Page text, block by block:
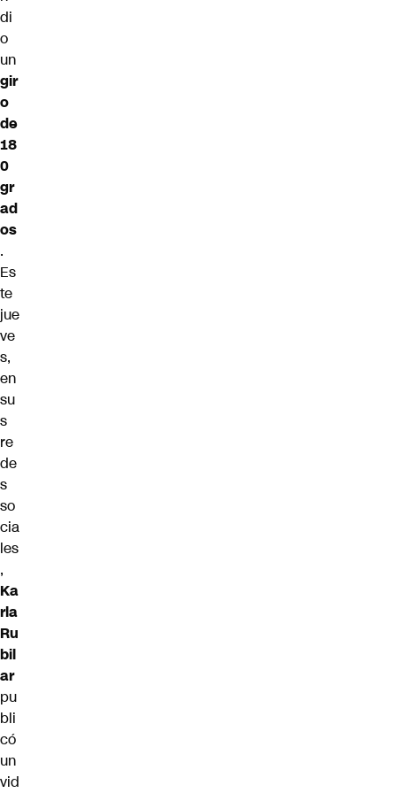
di
o
un
gir
o
de
18
0
gr
ad
os
.
Es
te
jue
ve
s,
en
su
s
re
de
s
so
cia
les
,
Ka
rla
Ru
bil
ar
pu
bli
có
un
vid